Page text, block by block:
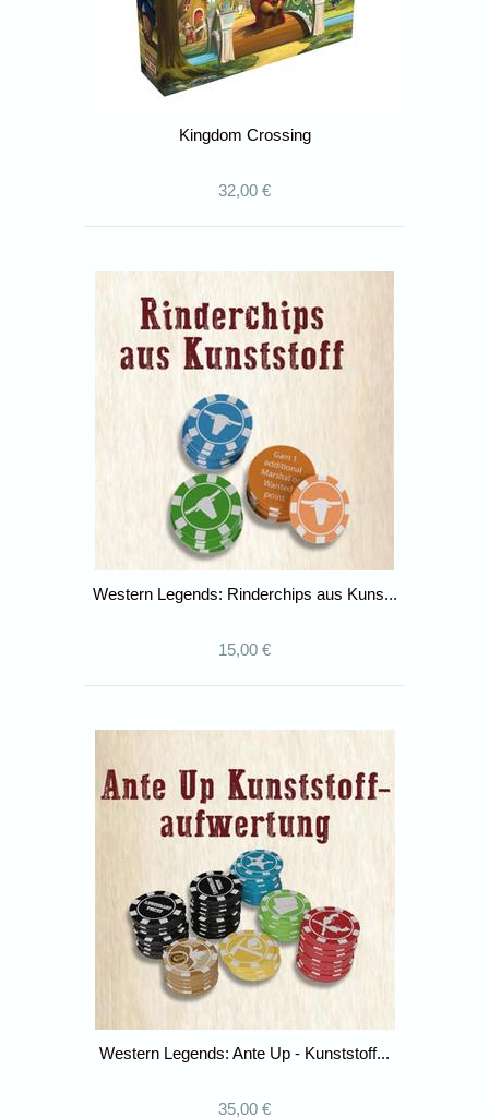
Kingdom Crossing
32,00 €
Western Legends: Rinderchips aus Kuns...
15,00 €
Western Legends: Ante Up - Kunststoff...
35,00 €